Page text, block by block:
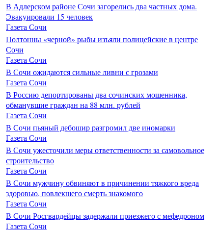
В Адлерском районе Сочи загорелись два частных дома.
Эвакуировали 15 человек
Газета Сочи
Полтонны «черной» рыбы изъяли полицейские в центре
Сочи
Газета Сочи
В Сочи ожидаются сильные ливни с грозами
Газета Сочи
В Россию депортированы два сочинских мошенника,
обманувшие граждан на 88 млн. рублей
Газета Сочи
В Сочи пьяный дебошир разгромил две иномарки
Газета Сочи
В Сочи ужесточили меры ответственности за самовольное
строительство
Газета Сочи
В Сочи мужчину обвиняют в причинении тяжкого вреда
здоровью, повлекшего смерть знакомого
Газета Сочи
В Сочи Росгвардейцы задержали приезжего с мефедроном
Газета Сочи